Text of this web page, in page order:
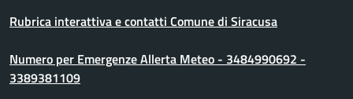
Rubrica interattiva e contatti Comune di Siracusa
Numero per Emergenze Allerta Meteo - 3484990692 -
3389381109